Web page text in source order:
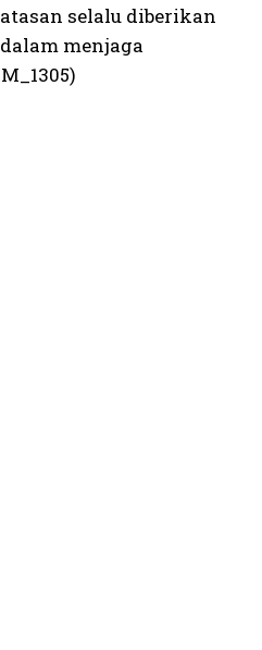
selalu diberikan
menjaga